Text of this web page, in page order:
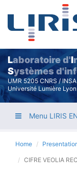
Laboratoire d'I
Systèmes
UMR 5205 CNRS /
Université Lumière
Menu LIRIS
Home
CIFRE VEOLIA